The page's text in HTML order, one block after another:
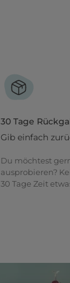
30 Tage
Gib einfach
Du möchtest
ausprobieren?
30 Tage Zeit